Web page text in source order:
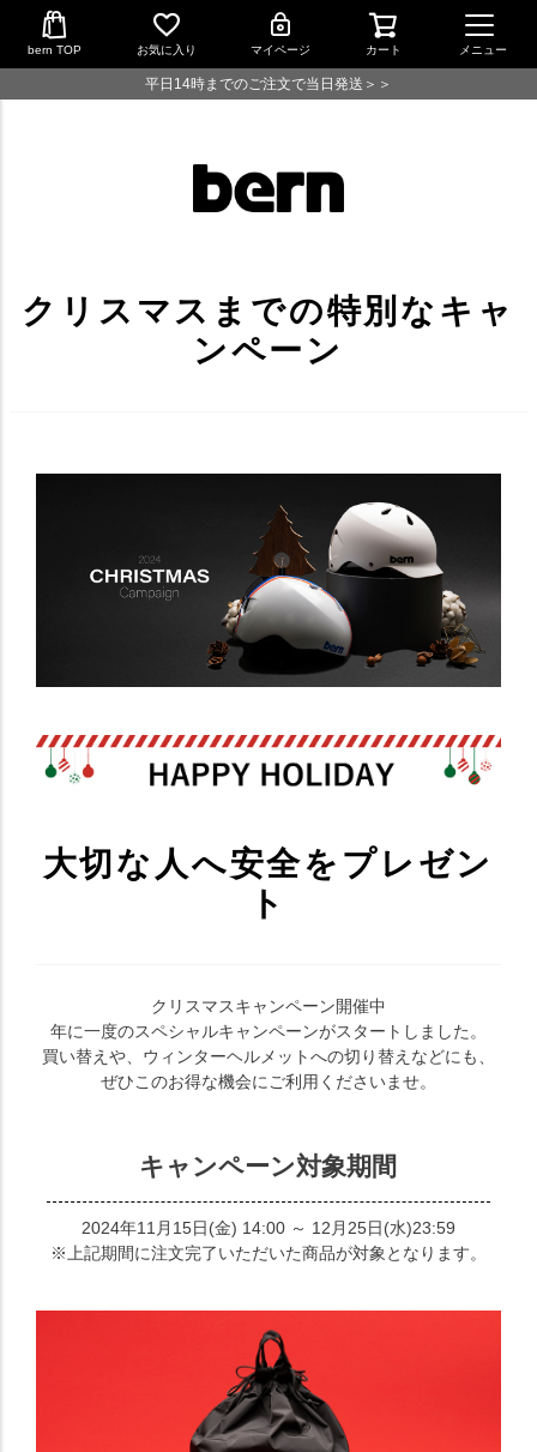
bern TOP お気に入り マイページ カート メニュー
平日14時までのご注文で当日発送＞＞
クリスマスまでの特別なキャ
ンペーン
大切な人へ安全をプレゼン
ト
クリスマスキャンペーン開催中
年に一度のスペシャルキャンペーンがスタートしました。
買い替えや、ウィンターヘルメットへの切り替えなどにも、
ぜひこのお得な機会にご利用くださいませ。
キャンペーン対象期間
2024年11月15日(金) 14:00 ～ 12月25日(水)23:59
※上記期間に注文完了いただいた商品が対象となります。